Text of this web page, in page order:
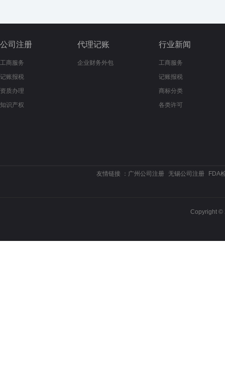
公司注册
工商服务
记账报税
资质办理
知识产权
代理记账
企业财务外包
行业新闻
工商服务
记账报税
商标分类
各类许可
友情链接 ： 广州公司注册 无锡公司注册 FDA
Copyright ©